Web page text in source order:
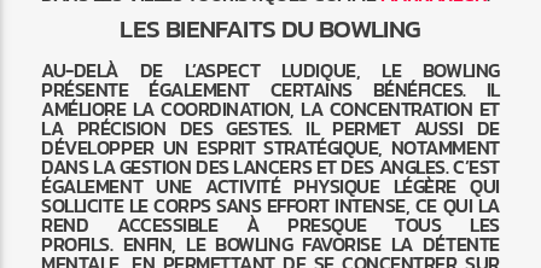
LES BIENFAITS DU BOWLING
AU-DELÀ DE L’ASPECT LUDIQUE, LE BOWLING
PRÉSENTE ÉGALEMENT CERTAINS BÉNÉFICES. IL
AMÉLIORE LA COORDINATION, LA CONCENTRATION ET
LA PRÉCISION DES GESTES. IL PERMET AUSSI DE
DÉVELOPPER UN ESPRIT STRATÉGIQUE, NOTAMMENT
DANS LA GESTION DES LANCERS ET DES ANGLES. C’EST
ÉGALEMENT UNE ACTIVITÉ PHYSIQUE LÉGÈRE QUI
SOLLICITE LE CORPS SANS EFFORT INTENSE, CE QUI LA
REND ACCESSIBLE À PRESQUE TOUS LES
PROFILS. ENFIN, LE BOWLING FAVORISE LA DÉTENTE